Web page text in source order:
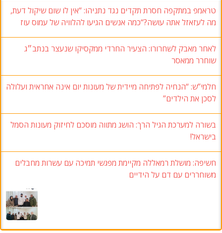
טראמפ במתקפה חסרת תקדים נגד נתניהו: “אין לו שום שיקול דעת,
מה לעזאזל אתה עושה?“כמה אנשים הגיעו להלוויה של עמוס עוז
לאחר מאבק לשחרורו: הצעיר החרדי ממקסיקו שנעצר בנתב״ג
שוחרר ממאסר
חלמי”ש: “הנחיה לפתיחה מיידית של מעונות יום אינה אחראית ועלולה
לסכן את הילדים”
בשורה למערכת הגיל הרך: הושג מתווה מוסכם לחיזוק מעונות הסמל
בישראל!
חשיפה: מושלת רמאללה מקיימת מפגשי תמיכה עם עשרות מחבלים
משוחררים עם דם על הידיים